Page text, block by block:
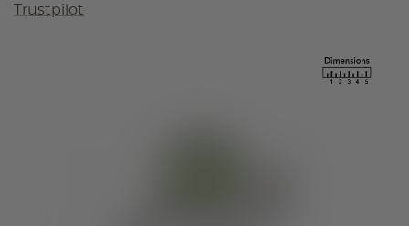
Trustpilot